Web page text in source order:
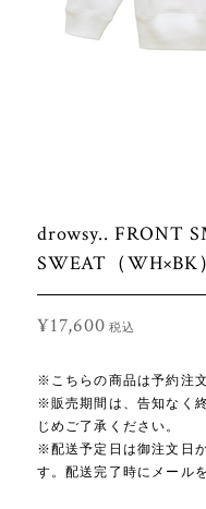
drowsy.. FRONT
SWEAT（
¥17,600 税込
※こちらの商品は予約注
※販売期間は、告知なく
じめご了承ください。
※配送予定日は御注文日
す。配送完了時にメール